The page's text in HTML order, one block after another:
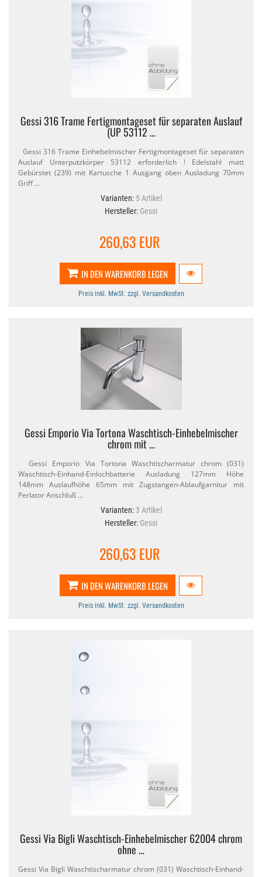
Gessi 316 Trame Fertigmontageset für separaten Auslauf
(UP 53112 …
Gessi 316 Trame Einhebelmischer Fertigmontageset für separaten
Auslauf Unterputzkörper 53112 erforderlich ! Edelstahl matt
Gebürstet (239) mit Kartusche 1 Ausgang oben Ausladung 70mm
Griff …
Varianten: 5 Artikel
Hersteller: Gessi
260,63 EUR
IN DEN WARENKORB LEGEN
Preis inkl. MwSt. zzgl. Versandkosten
Gessi Emporio Via Tortona Waschtisch-​Einhebelmischer
chrom mit …
Gessi Emporio Via Tortona Waschtischarmatur chrom (031)
Waschtisch-​Einhand-​Einlochbatterie Ausladung 127mm Höhe
148mm Auslaufhöhe 65mm mit Zugstangen-​Ablaufgarnitur mit
Perlator Anschluß …
Varianten: 3 Artikel
Hersteller: Gessi
260,63 EUR
IN DEN WARENKORB LEGEN
Preis inkl. MwSt. zzgl. Versandkosten
Gessi Via Bigli Waschtisch-​Einhebelmischer 62004 chrom
ohne …
Gessi Via Bigli Waschtischarmatur chrom (031) Waschtisch-​Einhand-​